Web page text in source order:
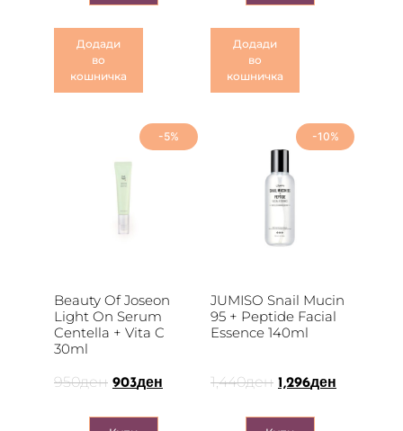
Додади
во
кошничка
Додади
во
кошничка
-5%
Beauty Of Joseon
Light On Serum
Centella + Vita C
30ml
950ден 903ден
-10%
JUMISO Snail Mucin
95 + Peptide Facial
Essence 140ml
1,440ден 1,296ден